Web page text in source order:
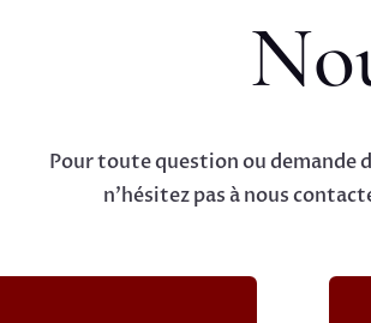
Pour toute question ou demande
n'hésitez pas à nous